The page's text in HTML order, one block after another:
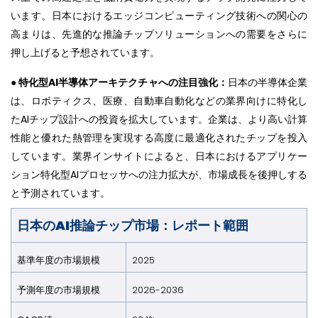
います。日本におけるエッジコンピューティング技術への関心の
高まりは、先進的な推論チップソリューションへの需要をさらに
押し上げると予想されています。
● 特化型AI半導体アーキテクチャへの注目強化： 日本の半導体企業
は、ロボティクス、医療、自動車自動化などの業界向けに特化し
たAIチップ設計への投資を拡大しています。企業は、より高い計算
性能と優れた熱管理を実現する高度に最適化されたチップを投入
しています。業界インサイトによると、日本におけるアプリケー
ション特化型AIプロセッサへの注力拡大が、市場成長を後押しする
と予測されています。
日本のAI推論チップ市場：レポート範囲
基準年度の市場規模 2025
予測年度の市場規模 2026-2036